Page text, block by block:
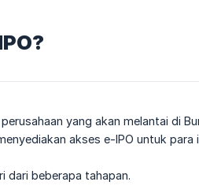
yang akan melantai di
akses e-IPO untuk para
dari beberapa tahapan.